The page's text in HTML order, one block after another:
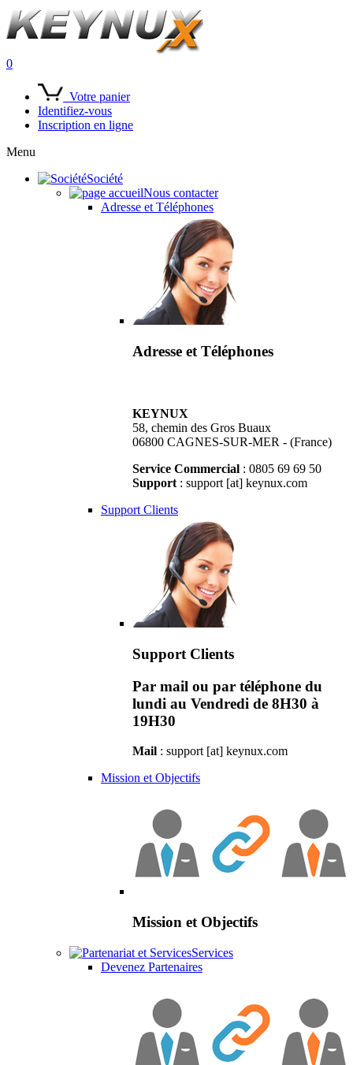
0
Votre panier
Identifiez-vous
Inscription en ligne
Menu
Société
Nous contacter
Adresse et Téléphones
Adresse et Téléphones
KEYNUX
58, chemin des Gros Buaux
06800 CAGNES-SUR-MER - (France)
Service Commercial : 0805 69 69 50
Support : support [at] keynux.com
Support Clients
Support Clients
Par mail ou par téléphone du
lundi au Vendredi de 8H30 à
19H30
Mail : support [at] keynux.com
Mission et Objectifs
Mission et Objectifs
Services
Devenez Partenaires